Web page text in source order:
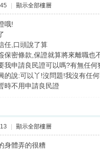
顯示全部樓層
哦!
任,口頭說了算
保密條款,保證就算將來離職也
我申請良民證可以嗎?有無任何
的說:可以丫!沒問題!我沒有任
時不用申請良民證
顯示全部樓層
身體弄的很糟